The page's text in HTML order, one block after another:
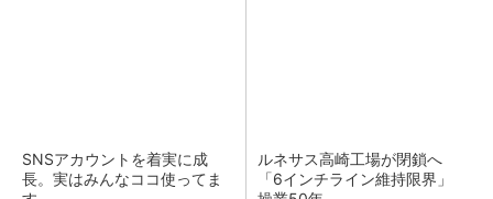
SNSアカウントを着実に成
長。実はみんなココ使ってま
ルネサス高崎工場が閉鎖へ
「6インチライン維持限界」